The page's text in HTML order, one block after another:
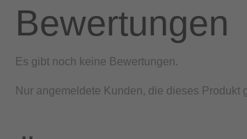
Bewertungen
Es gibt noch keine Bewertungen.
Nur angemeldete Kunden, die dieses